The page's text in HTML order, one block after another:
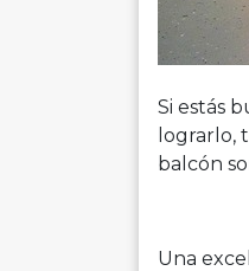
Si estás
lograrlo,
balcón
Una